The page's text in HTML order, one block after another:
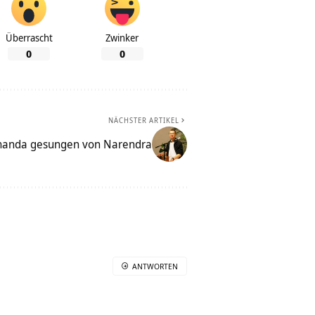
Überrascht
0
Zwinker
0
NÄCHSTER ARTIKEL
gesungen von Narendra
ANTWORTEN